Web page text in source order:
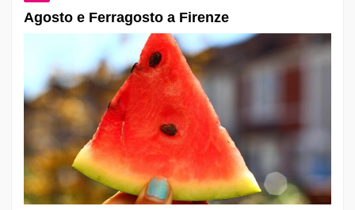
Agosto e Ferragosto a Firenze